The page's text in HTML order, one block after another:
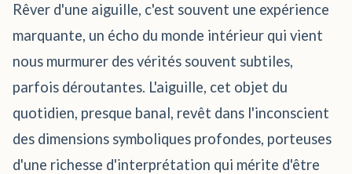
Rêver d'une aiguille, c'est souvent une expérience
marquante, un écho du monde intérieur qui vient
nous murmurer des vérités souvent subtiles,
parfois déroutantes. L'aiguille, cet objet du
quotidien, presque banal, revêt dans l'inconscient
des dimensions symboliques profondes, porteuses
d'une richesse d'interprétation qui mérite d'être